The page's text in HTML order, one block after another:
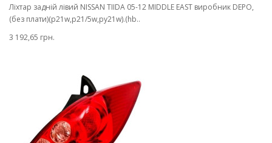
Ліхтар задній лівий NISSAN TIIDA 05-12 MIDDLE EAST виробник DEPO,
(без плати)(p21w,p21/5w,py21w).(hb..
3 192,65 грн.